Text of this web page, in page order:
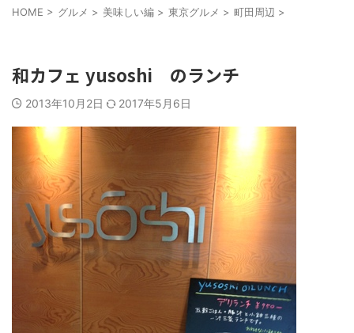
HOME > グルメ > 美味しい編 > 東京グルメ > 町田周辺 >
和カフェ yusoshi のランチ
2013年10月2日 2017年5月6日